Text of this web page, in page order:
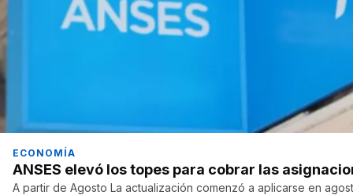
ECONOMÍA
ANSES elevó los topes para cobrar las
A partir de Agosto La actualización comenzó a aplicarse en